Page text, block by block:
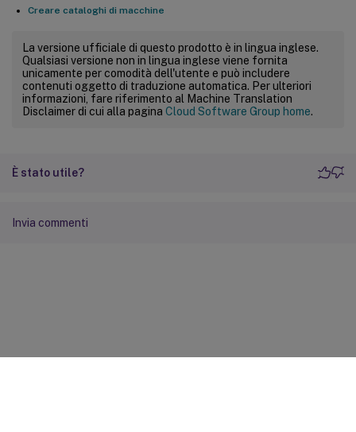
Creare cataloghi di macchine
La versione ufficiale di questo prodotto è in lingua inglese.
Qualsiasi versione non in lingua inglese viene fornita
unicamente per comodità dell'utente e può includere
contenuti oggetto di traduzione automatica. Per ulteriori
informazioni, fare riferimento al Machine Translation
Disclaimer di cui alla pagina Cloud Software Group home.
È stato utile?
Invia commenti